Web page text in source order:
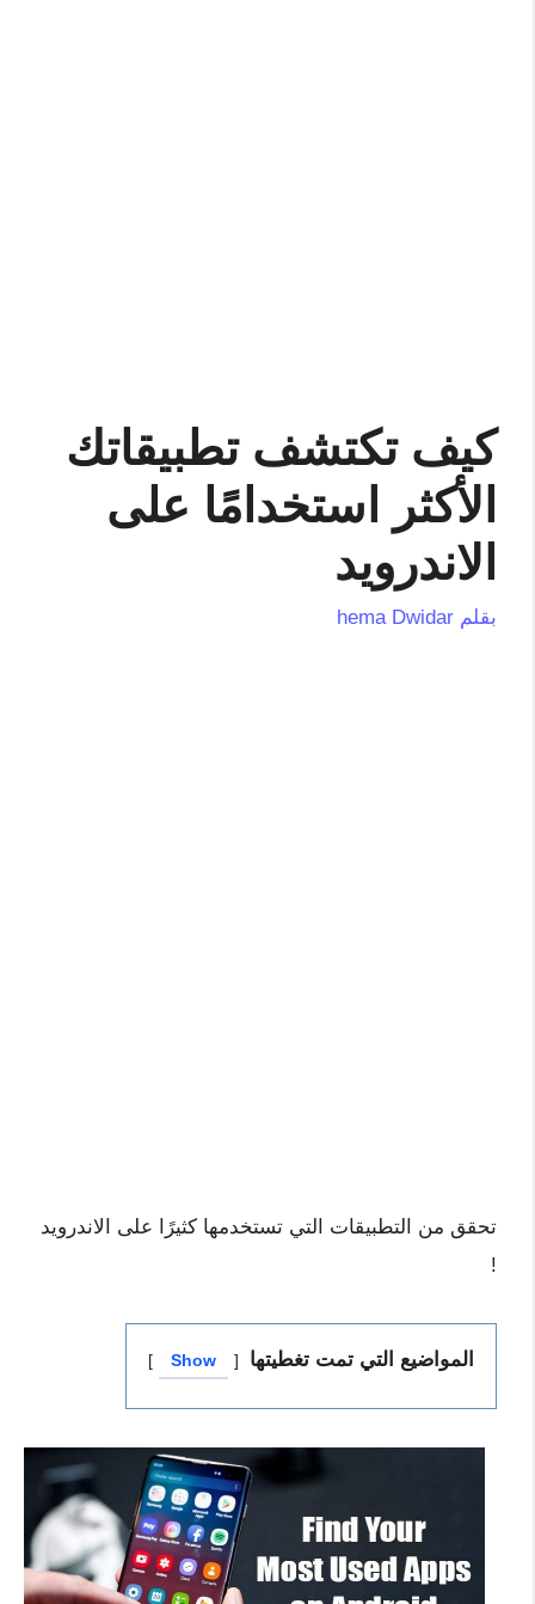
كيف تكتشف تطبيقاتك
الأكثر استخدامًا على
الاندرويد
بقلم hema Dwidar
تحقق من التطبيقات التي تستخدمها كثيرًا على الاندرويد
!
المواضيع التي تمت تغطيتها Show